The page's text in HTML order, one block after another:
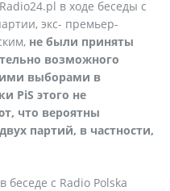
в ходе беседы с
экс- премьер-
не были приняты
возможного
выборами в
PiS этого не
что вероятны
партий, в частности,
беседе с Radio Polska